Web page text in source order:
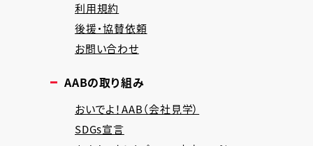
利用規約
後援・協賛依頼
お問い合わせ
AABの取り組み
おいでよ！AAB（会社見学）
SDGs宣言